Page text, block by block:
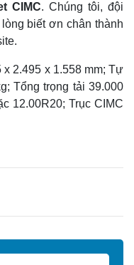
CIMC. Chúng tôi, đội
biết ơn chân thành
2.495 x 1.558 mm; Tự
Tổng trọng tải 39.000
12.00R20; Trục CIMC